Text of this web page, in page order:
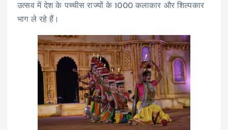
उत्सव में देश के पच्चीस राज्यों के 1000 कलाकार और शिल्पकार
भाग ले रहे हैं।